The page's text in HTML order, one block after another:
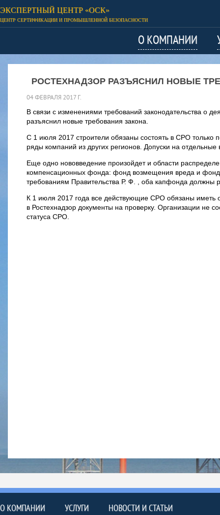
О КОМПАНИИ
ЭКСПЕРТНЫЙ ЦЕНТР «ОСК»
ЦЕНТР СЕРТИФИКАЦИИ И ПРОМЫШЛЕННОЙ БЕЗОПАСНОСТИ
РОСТЕХНАДЗОР РАЗЪЯСНИЛ НОВЫЕ
04 ФЕВРАЛЯ 2017 Г.
В связи с изменениями требований законодательства о
разъяснил новые требования закона.
С 1 июля 2017 строители обязаны состоять в СРО только
ряды компаний из других регионов. Допуски на
Еще одно нововведение произойдет и области
компенсационных фонда: фонд возмещения вреда и фонд
требованиям Правительства Р. Ф. , оба капфонда должны
К 1 июля 2017 года все действующие СРО обязаны иметь
в Ростехнадзор документы на проверку. Организации не
статуса СРО.
О КОМПАНИИ УСЛУГИ НОВОСТИ И СТАТЬИ